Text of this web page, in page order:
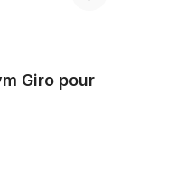
Giro pour